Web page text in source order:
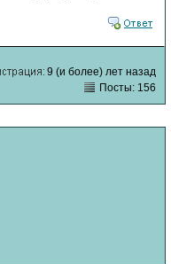
9 (и более) лет назад
Посты: 156